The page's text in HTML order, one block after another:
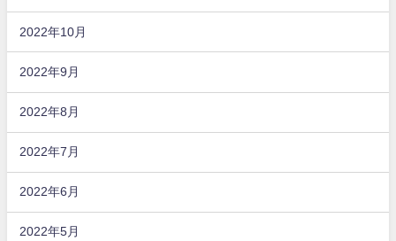
2022年10月
2022年9月
2022年8月
2022年7月
2022年6月
2022年5月